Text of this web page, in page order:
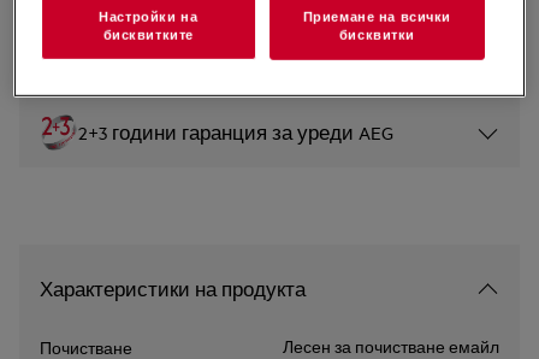
Инструкциите за безопасност и предупрежденията за
безопасност съгласно регламент на ЕС 2023/988 са
изброени в глава 1 и 2 на ръководството за
потребителя. За безопасно използване на продукта
2+3 години гаранция за уреди AEG
Характеристики на продукта
Почистване Лесен за почистване емайл
Настройки на
бисквитките
Приемане на всички
бисквитки